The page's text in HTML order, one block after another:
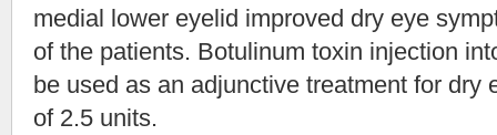
medial lower eyelid improved dry eye
of the patients. Botulinum toxin injection
be used as an adjunctive treatment for dry
of 2.5 units.